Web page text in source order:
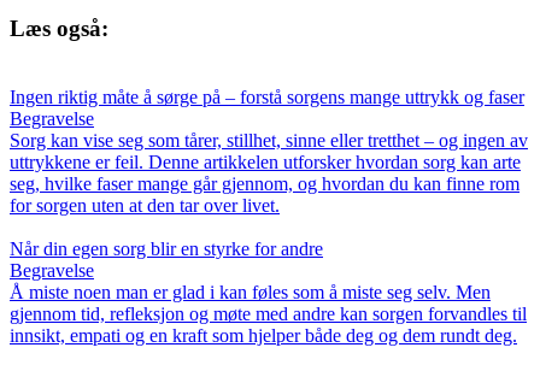
Læs også:
Ingen riktig måte å sørge på – forstå sorgens mange uttrykk og faser
Begravelse
Sorg kan vise seg som tårer, stillhet, sinne eller tretthet – og ingen av
uttrykkene er feil. Denne artikkelen utforsker hvordan sorg kan arte
seg, hvilke faser mange går gjennom, og hvordan du kan finne rom
for sorgen uten at den tar over livet.
Når din egen sorg blir en styrke for andre
Begravelse
Å miste noen man er glad i kan føles som å miste seg selv. Men
gjennom tid, refleksjon og møte med andre kan sorgen forvandles til
innsikt, empati og en kraft som hjelper både deg og dem rundt deg.